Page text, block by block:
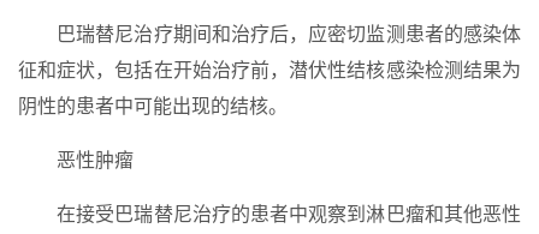
巴瑞替尼治疗期间和治疗后，应密切监测患者的感染体
征和症状，包括在开始治疗前，潜伏性结核感染检测结果为
阴性的患者中可能出现的结核。
恶性肿瘤
在接受巴瑞替尼治疗的患者中观察到淋巴瘤和其他恶性